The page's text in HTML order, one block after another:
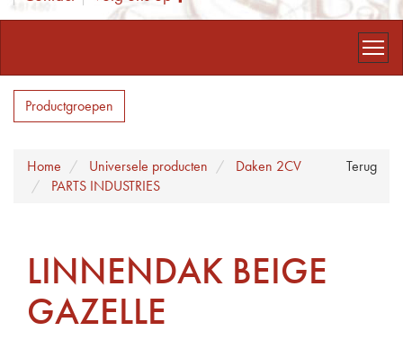
Productgroepen
Terug
Home Universele producten
Daken 2CV
PARTS INDUSTRIES
LINNENDAK BEIGE
GAZELLE